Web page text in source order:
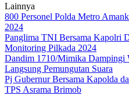
Lainnya
800 Personel Polda Metro
2024
Panglima TNI Bersama Kapolri
Monitoring Pilkada 2024
Dandim 1710/Mimika Dampingi
Langsung Pemungutan Suara
Pj Gubernur Bersama Kapolda
TPS Asrama Brimob